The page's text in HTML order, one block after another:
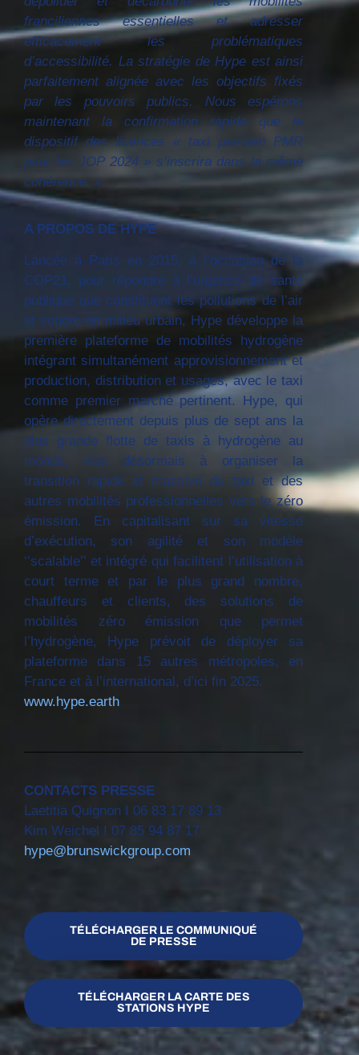
franciliennes essentielles et adresser
efficacement les problématiques
d’accessibilité. La stratégie de Hype est ainsi
parfaitement alignée avec les objectifs fixés
par les pouvoirs publics. Nous espérons
maintenant la confirmation rapide que le
dispositif des licences « taxi parisien PMR
pour les JOP 2024 » s’inscrira dans la même
cohérence. »
A PROPOS DE HYPE
Lancée à Paris en 2015, à l’occasion de la
COP21, pour répondre à l’urgence de santé
publique que constituent les pollutions de l’air
et sonore en milieu urbain, Hype développe la
première plateforme de mobilités hydrogène
intégrant simultanément approvisionnement et
production, distribution et usages, avec le taxi
comme premier marché pertinent. Hype, qui
opère directement depuis plus de sept ans la
plus grande flotte de taxis à hydrogène au
monde, vise désormais à organiser la
transition rapide et massive du taxi et des
autres mobilités professionnelles vers le zéro
émission. En capitalisant sur sa vitesse
d’exécution, son agilité et son modèle
‘’scalable’’ et intégré qui facilitent l’utilisation à
court terme et par le plus grand nombre,
chauffeurs et clients, des solutions de
mobilités zéro émission que permet
l’hydrogène, Hype prévoit de déployer sa
plateforme dans 15 autres métropoles, en
France et à l’international, d’ici fin 2025.
www.hype.earth
CONTACTS PRESSE
Laetitia Quignon I 06 83 17 89 13
Kim Weichel I 07 85 94 87 17
hype@brunswickgroup.com
TÉLÉCHARGER LE COMMUNIQUÉ
DE PRESSE
TÉLÉCHARGER LA CARTE DES
STATIONS HYPE